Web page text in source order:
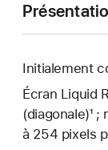
Initialement
Écran Liquid
(diagonale)¹
à 254 pixels